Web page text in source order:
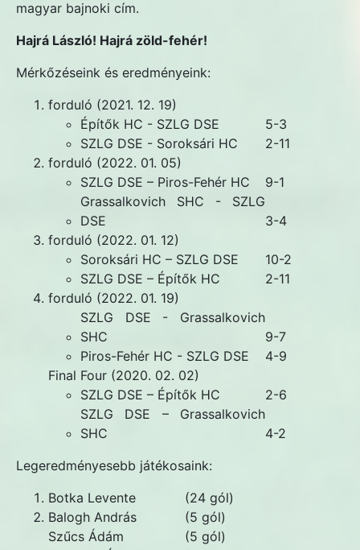
magyar bajnoki cím.
Hajrá László! Hajrá zöld-fehér!
Mérkőzéseink és eredményeink:
forduló (2021. 12. 19)
Építők HC - SZLG DSE
5-3
SZLG DSE - Soroksári HC
2-11
forduló (2022. 01. 05)
SZLG DSE – Piros-Fehér HC
9-1
Grassalkovich SHC - SZLG
DSE
3-4
forduló (2022. 01. 12)
Soroksári HC – SZLG DSE
10-2
SZLG DSE – Építők HC
2-11
forduló (2022. 01. 19)
SZLG DSE - Grassalkovich
SHC
9-7
Piros-Fehér HC - SZLG DSE
4-9
Final Four (2020. 02. 02)
SZLG DSE – Építők HC
2-6
SZLG DSE – Grassalkovich
SHC
4-2
Legeredményesebb játékosaink:
Botka Levente
(24 gól)
Balogh András
(5 gól)
Szűcs Ádám
(5 gól)